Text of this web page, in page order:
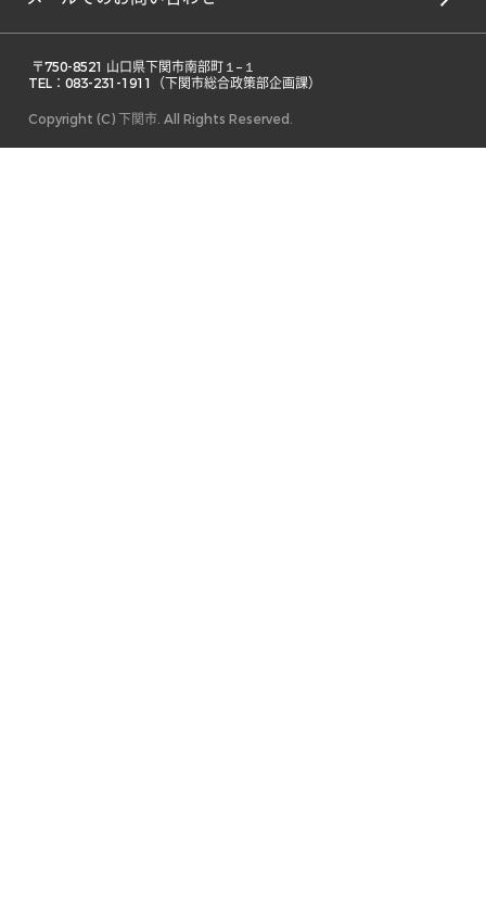
TEL：083-231-1911（下関市総合政策部企画課）
Copyright (C) 下関市. All Rights Reserved.